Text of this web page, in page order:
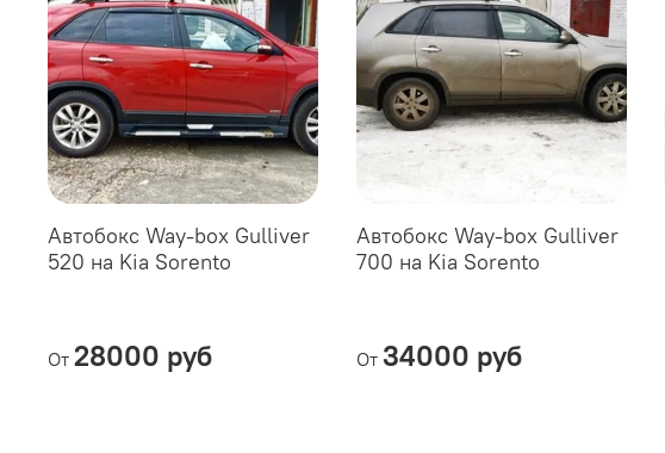
Автобокс Way-box Gulliver
520 на Kia Sorento
От 28000 руб
Автобокс Way-box Gulliver
700 на Kia Sorento
От 34000 руб